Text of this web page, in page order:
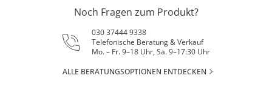
Noch Fragen zum Produkt?
030 37444 9338
Telefonische Beratung & Verkauf
Mo. – Fr. 9–18 Uhr, Sa. 9–17:30 Uhr
ALLE BERATUNGSOPTIONEN ENTDECKEN